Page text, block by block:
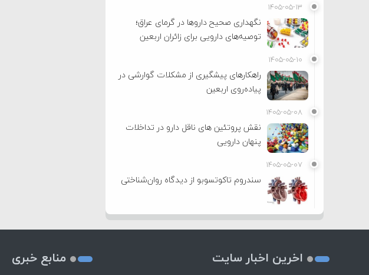
۱۴۰۵-۰۵-۱۳
نگهداری صحیح داروها در گرمای عراق؛
توصیه‌های دارویی برای زائران اربعین
۱۴۰۵-۰۵-۱۰
راهکارهای پیشگیری از مشکلات گوارشی در
پیاده‌روی اربعین
۱۴۰۵-۰۵-۰۸
نقش پروتئین های ناقل دارو در تداخلات
پنهان دارویی
۱۴۰۵-۰۵-۰۷
سندروم تاکوتسوبو از دیدگاه روان‌شناختی
اخرین اخبار سایت منابع خبری